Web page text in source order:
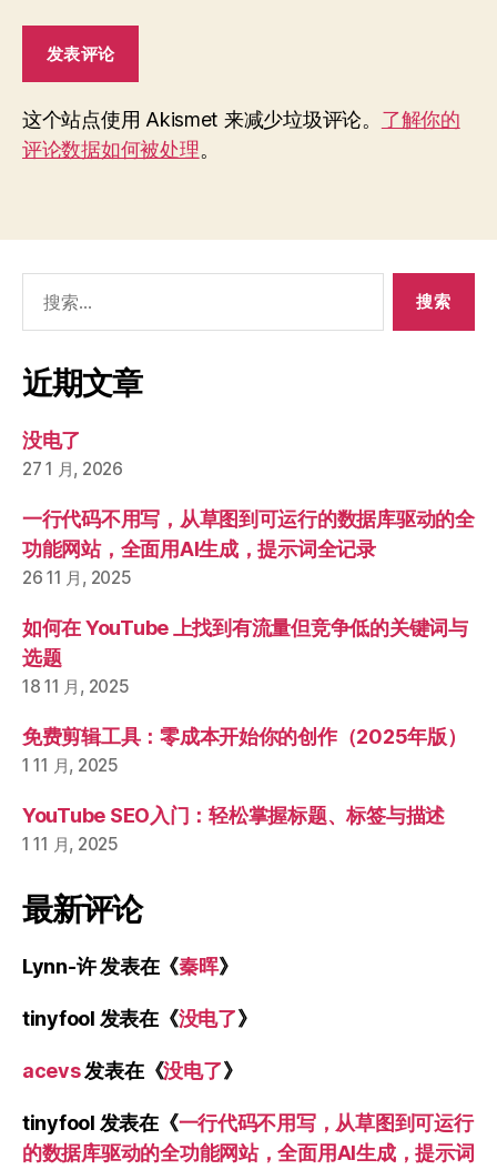
这个站点使用 Akismet 来减少垃圾评论。 了解你的
评论数据如何被处理。
索：
近期文章
没电了
27 1 月, 2026
一行代码不用写，从草图到可运行的数据库驱动的全
功能网站，全面用AI生成，提示词全记录
26 11 月, 2025
如何在 YouTube 上找到有流量但竞争低的关键词与
选题
18 11 月, 2025
免费剪辑工具：零成本开始你的创作（2025年版）
1 11 月, 2025
YouTube SEO入门：轻松掌握标题、标签与描述
1 11 月, 2025
最新评论
Lynn-许发表在《秦晖》
tinyfool 发表在《没电了》
acevs发表在《没电了》
tinyfool 发表在《一行代码不用写，从草图到可运行
的数据库驱动的全功能网站，全面用AI生成，提示词